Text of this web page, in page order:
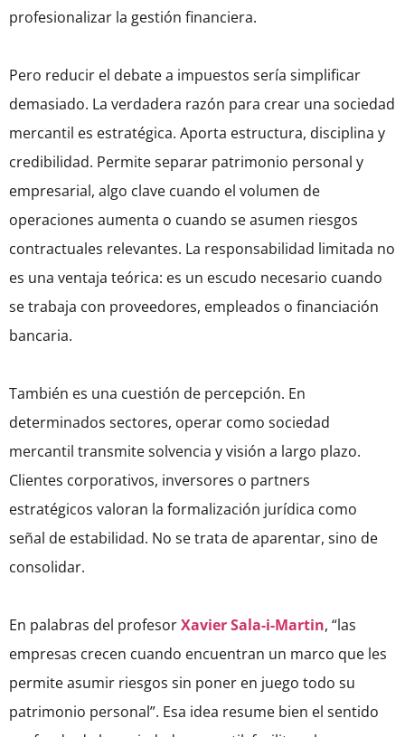
profesionalizar la gestión financiera.
Pero reducir el debate a impuestos sería simplificar
demasiado. La verdadera razón para crear una sociedad
mercantil es estratégica. Aporta estructura, disciplina y
credibilidad. Permite separar patrimonio personal y
empresarial, algo clave cuando el volumen de
operaciones aumenta o cuando se asumen riesgos
contractuales relevantes. La responsabilidad limitada no
es una ventaja teórica: es un escudo necesario cuando
se trabaja con proveedores, empleados o financiación
bancaria.
También es una cuestión de percepción. En
determinados sectores, operar como sociedad
mercantil transmite solvencia y visión a largo plazo.
Clientes corporativos, inversores o partners
estratégicos valoran la formalización jurídica como
señal de estabilidad. No se trata de aparentar, sino de
consolidar.
En palabras del profesorXavier Sala-i-Martin, “las
empresas crecen cuando encuentran un marco que les
permite asumir riesgos sin poner en juego todo su
patrimonio personal”. Esa idea resume bien el sentido